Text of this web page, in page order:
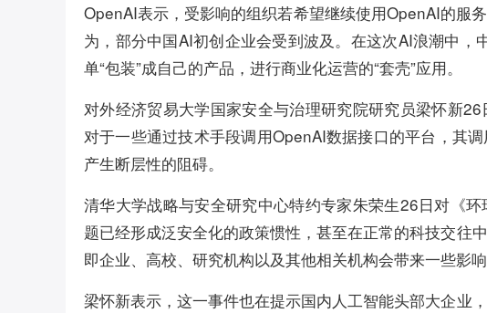
OpenAI表示，受影响的组织若希望继续使用OpenAI的服
为，部分中国AI初创企业会受到波及。在这次AI浪潮中
单“包装”成自己的产品，进行商业化运营的“套壳”应用。
对外经济贸易大学国家安全与治理研究院研究员梁怀新
对于一些通过技术手段调用OpenAI数据接口的平台，其
产生断层性的阻碍。
清华大学战略与安全研究中心特约专家朱荣生26日对《
题已经形成泛安全化的政策惯性，甚至在正常的科技交往
即企业、高校、研究机构以及其他相关机构会带来一些影响
梁怀新表示，这一事件也在提示国内人工智能头部大企业